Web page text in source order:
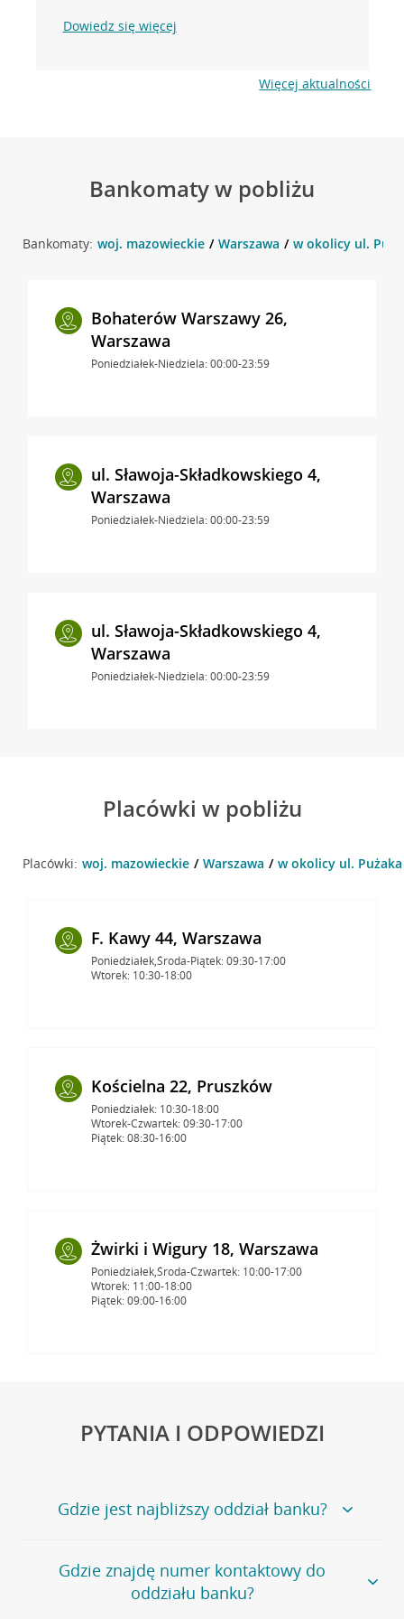
Dowiedz się więcej
Więcej aktualności
Bankomaty w pobliżu
Bankomaty: woj. mazowieckie Warszawa w okolicy ul.
Bohaterów Warszawy 26,
Warszawa
Poniedziałek-Niedziela: 00:00-23:59
ul. Sławoja-Składkowskiego 4,
Warszawa
Poniedziałek-Niedziela: 00:00-23:59
ul. Sławoja-Składkowskiego 4,
Warszawa
Poniedziałek-Niedziela: 00:00-23:59
Placówki w pobliżu
Placówki: woj. mazowieckie Warszawa w okolicy ul. Pużaka
F. Kawy 44, Warszawa
Poniedziałek,Środa-Piątek: 09:30-17:00
Wtorek: 10:30-18:00
Kościelna 22, Pruszków
Poniedziałek: 10:30-18:00
Wtorek-Czwartek: 09:30-17:00
Piątek: 08:30-16:00
Żwirki i Wigury 18, Warszawa
Poniedziałek,Środa-Czwartek: 10:00-17:00
Wtorek: 11:00-18:00
Piątek: 09:00-16:00
PYTANIA I ODPOWIEDZI
Gdzie jest najbliższy oddział banku?
Jeśli szukasz oddziału naszego banku, zapraszamy na
stronęPlacówki i bankomaty, na której znajduje się
wygodna wyszukiwarka.
Gdzie znajdę numer kontaktowy do
oddziału banku?